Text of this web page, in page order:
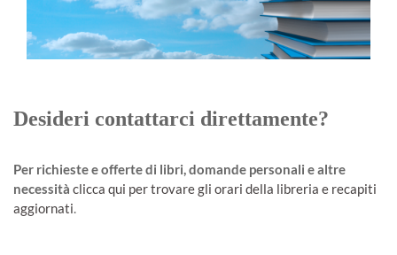
Desideri contattarci direttamente?
Per richieste e offerte di libri, domande personali e altre
necessità clicca qui per trovare gli orari della libreria e recapiti
aggiornati